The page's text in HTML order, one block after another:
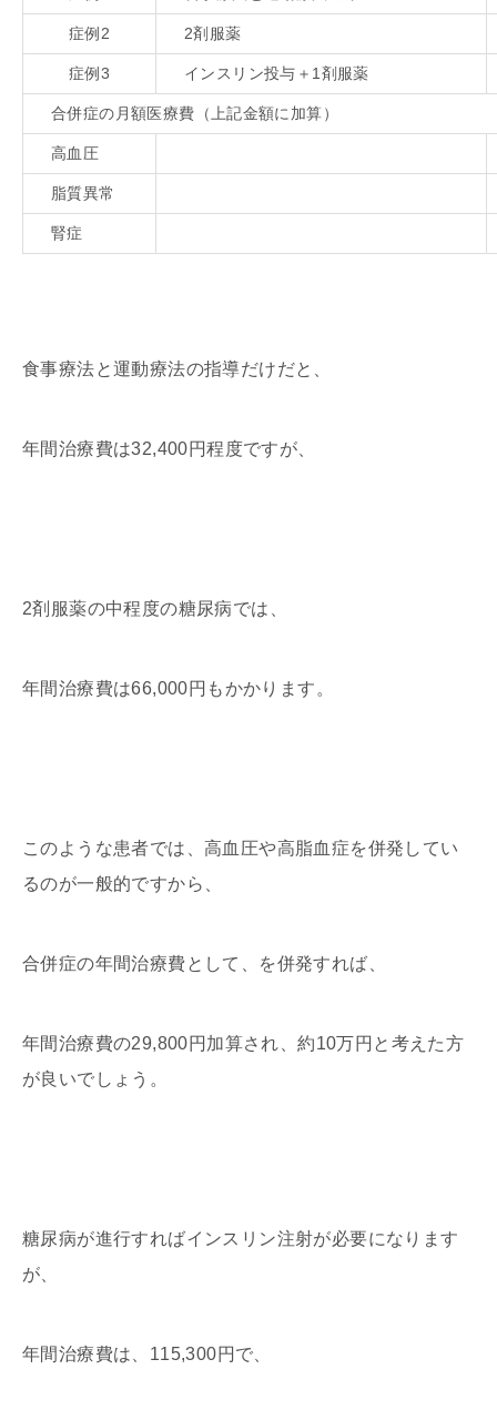
症例2 2剤服薬
症例3 インスリン投与＋1剤服薬
合併症の月額医療費（上記金額に加算）
高血圧
脂質異常
腎症
食事療法と運動療法の指導だけだと、
年間治療費は32,400円程度ですが、
2剤服薬の中程度の糖尿病では、
年間治療費は66,000円もかかります。
このような患者では、高血圧や高脂血症を併発してい
るのが一般的ですから、
合併症の年間治療費として、を併発すれば、
年間治療費の29,800円加算され、約10万円と考えた方
が良いでしょう。
糖尿病が進行すればインスリン注射が必要になります
が、
年間治療費は、115,300円で、